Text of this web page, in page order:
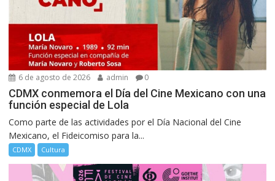
6 de agosto de 2026 admin 0
CDMX conmemora el Día del Cine Mexicano con una
función especial de Lola
Como parte de las actividades por el Día Nacional del Cine
Mexicano, el Fideicomiso para la...
CDMX Cultura